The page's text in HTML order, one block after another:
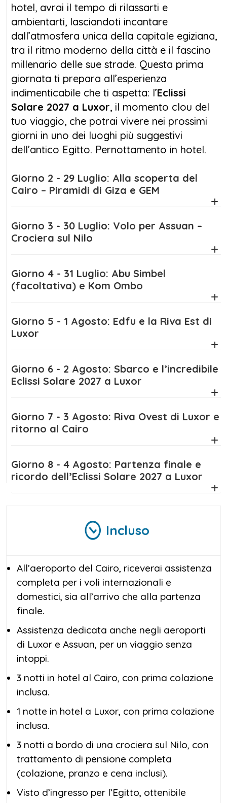
Oltre all’eclissi, il programma include visite
alla riva est e ovest di Luxor, con la Valle dei
Re, il Tempio della Regina Hatshepsut e i
Colossi di Memnone, assicurando
un’esperienza completa tra storia, cultura e
natura. Non perdere questa occasione unica
di combinare la magia dell’Eclissi Solare
2027 a Luxor con la scoperta dei tesori
egiziani. Prenota ora e assicurati di vivere un
momento che resterà per sempre nel cuore.
di un itinerario indimenticabile, unendo
avventura, cultura e natura in un solo viaggio
hotel, avrai il tempo di rilassarti e
ambientarti, lasciandoti incantare
dall’atmosfera unica della capitale egiziana,
tra il ritmo moderno della città e il fascino
millenario delle sue strade. Questa prima
giornata ti prepara all’esperienza
indimenticabile che ti aspetta: l’Eclissi
Solare 2027 a Luxor, il momento clou del
tuo viaggio, che potrai vivere nei prossimi
giorni in uno dei luoghi più suggestivi
dell’antico Egitto. Pernottamento in hotel.
Giorno 2 - 29 Luglio: Alla scoperta del
Cairo – Piramidi di Giza e GEM
Giorno 3 - 30 Luglio: Volo per Assuan –
Crociera sul Nilo
Giorno 4 - 31 Luglio: Abu Simbel
(facoltativa) e Kom Ombo
Giorno 5 - 1 Agosto: Edfu e la Riva Est di
Luxor
Giorno 6 - 2 Agosto: Sbarco e l’incredibile
Eclissi Solare 2027 a Luxor
Giorno 7 - 3 Agosto: Riva Ovest di Luxor e
ritorno al Cairo
Giorno 8 - 4 Agosto: Partenza finale e
ricordo dell’Eclissi Solare 2027 a Luxor
Incluso
All’aeroporto del Cairo, riceverai assistenza
completa per i voli internazionali e
domestici, sia all’arrivo che alla partenza
finale.
Assistenza dedicata anche negli aeroporti
di Luxor e Assuan, per un viaggio senza
intoppi.
3 notti in hotel al Cairo, con prima colazione
inclusa.
1 notte in hotel a Luxor, con prima colazione
inclusa.
3 notti a bordo di una crociera sul Nilo, con
trattamento di pensione completa
(colazione, pranzo e cena inclusi).
Visto d’ingresso per l’Egitto, ottenibile